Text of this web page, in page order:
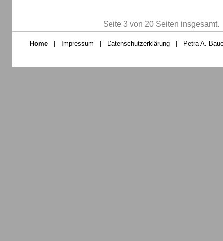
Seite 3 von 20 Seiten insgesamt.
Home Impressum Datenschutzerklärung Petra A.